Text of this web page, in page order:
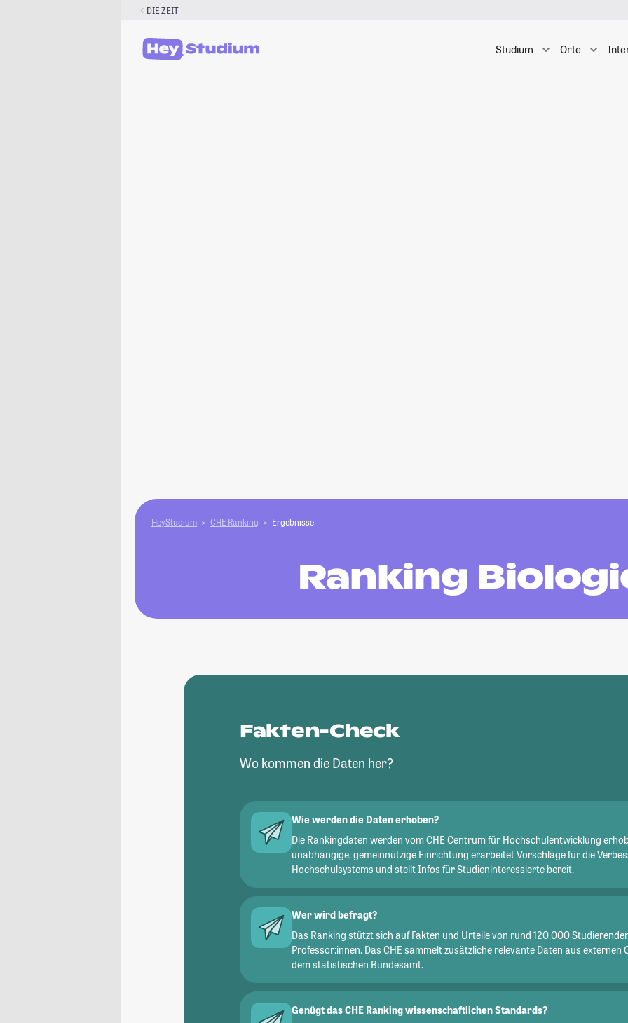
DIE ZEIT
Studium Orte
HeyStudium CHE Ranking Ergebnisse
Ranking
Fakten-Check
Wo kommen die Daten her?
Wie werden die Daten erhoben?
Die Rankingdaten werden vom CHE Centrum für Hochschulentwicklung
unabhängige, gemeinnützige Einrichtung erarbeitet Vorschläge für die
Hochschulsystems und stellt Infos für Studieninteressierte bereit.
Wer wird befragt?
Das Ranking stützt sich auf Fakten und Urteile von rund 120.000
Professor:innen. Das CHE sammelt zusätzliche relevante Daten aus externen
dem statistischen Bundesamt.
Genügt das CHE Ranking wissenschaftlichen Standards?